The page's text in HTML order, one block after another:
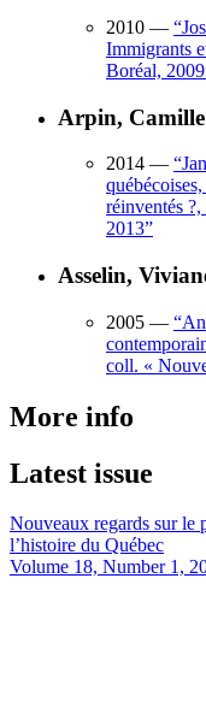
2010 — “
Immigrants
Boréal, 2009
Arpin, Camille
2014 — “
réinventés
2013”
Asselin,
2005 — “
coll. «
More info
Latest issue
Nouveaux regards sur le
l’histoire du Québec
Volume 18, Number 1,